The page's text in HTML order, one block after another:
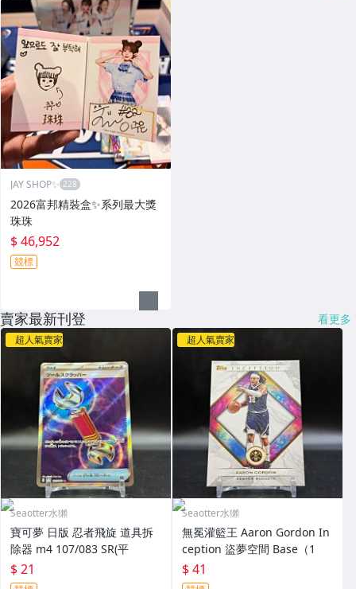
JAY SHOP✨
2026富邦精裝盒✨系列最大獎
珠珠
$ 46,952
競標
賣家最新刊登 看更多
超人氣賣家
Seaotter水獺
寶可夢 日版 忍者飛旋 道具拆
除器 m4 107/083 SR(平
$ 21
超人氣賣家
Seaotter水獺
無冕灌籃王 Aaron Gordon In
ception 盜夢空間 Base（1
$ 41